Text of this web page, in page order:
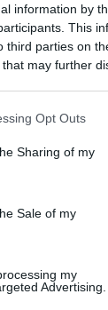
information by
This
third parties on
that may further
Opt Outs
Sharing of my
Sale of my
my
Advertising.